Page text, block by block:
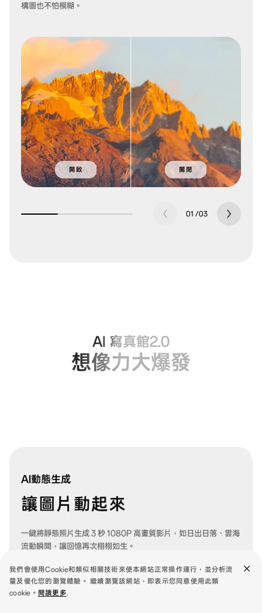
我們會使用Cookie和類似相關技術來使本網站正常操作運行，並分析流
量及優化您的瀏覽體驗。 繼續瀏覽該網站，即表示您同意使用此類
cookie。 閱讀更多.
構圖也不怕模糊。
開啟 關閉
01 /03
AI 寫真館2.0
想像力大爆發
AI動態生成
讓圖片動起來
一鍵將靜態照片生成 3 秒 1080P 高畫質影片，如日出日落、雲海
流動瞬間，讓回憶再次栩栩如生。